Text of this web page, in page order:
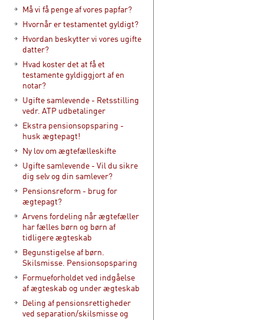
Må vi få penge af vores papfar?
Hvornår er testamentet gyldigt?
Hvordan beskytter vi vores ugifte
datter?
Hvad koster det at få et
testamente gyldiggjort af en
notar?
Ugifte samlevende - Retsstilling
vedr. ATP udbetalinger
Ekstra pensionsopsparing -
husk ægtepagt!
Ny lov om ægtefælleskifte
Ugifte samlevende - Vil du sikre
dig selv og din samlever?
Pensionsreform - brug for
ægtepagt?
Arvens fordeling når ægtefæller
har fælles børn og børn af
tidligere ægteskab
Begunstigelse af børn.
Skilsmisse. Pensionsopsparing
Formueforholdet ved indgåelse
af ægteskab og under ægteskab
Deling af pensionsrettigheder
ved separation/skilsmisse og